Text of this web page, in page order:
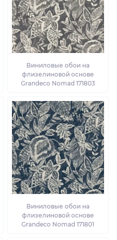
Виниловые обои на
флизелиновой основе
Grandeco Nomad 171803
Виниловые обои на
флизелиновой основе
Grandeco Nomad 171801